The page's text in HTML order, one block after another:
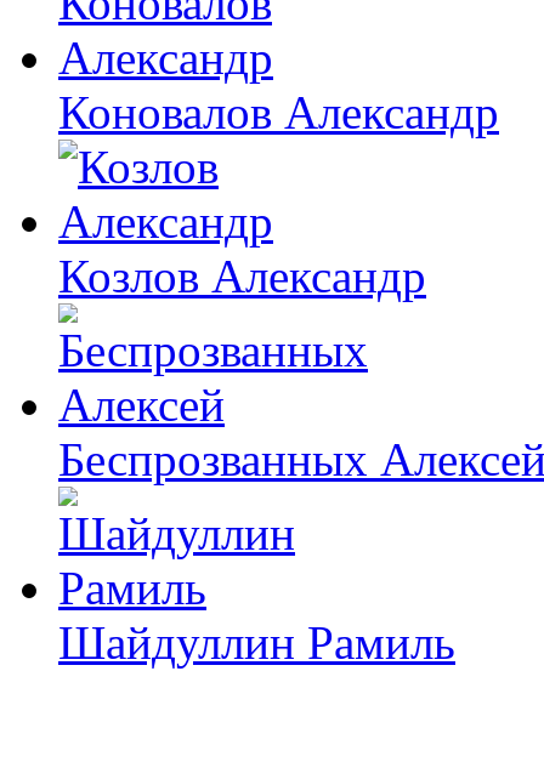
Коновалов Александр
Козлов Александр
Беспрозванных
Шайдуллин Рамиль